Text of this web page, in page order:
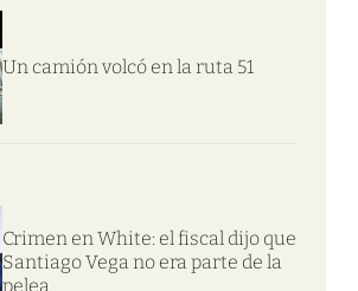
Un camión volcó en la ruta 51
Crimen en White: el fiscal dijo que
Santiago Vega no era parte de la
pelea